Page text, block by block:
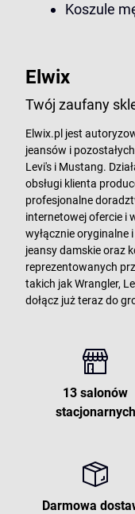
Koszule
Elwix
Twój zaufany
Elwix.pl jest
jeansów i
Levi's i Mustang.
obsługi klienta
profesjonalne
internetowej ofercie i
wyłącznie oryginalne
jeansy damskie oraz
reprezentowanych
takich jak Wrangler,
dołącz już teraz do
13 salonów
stacjonarnych
Darmowa